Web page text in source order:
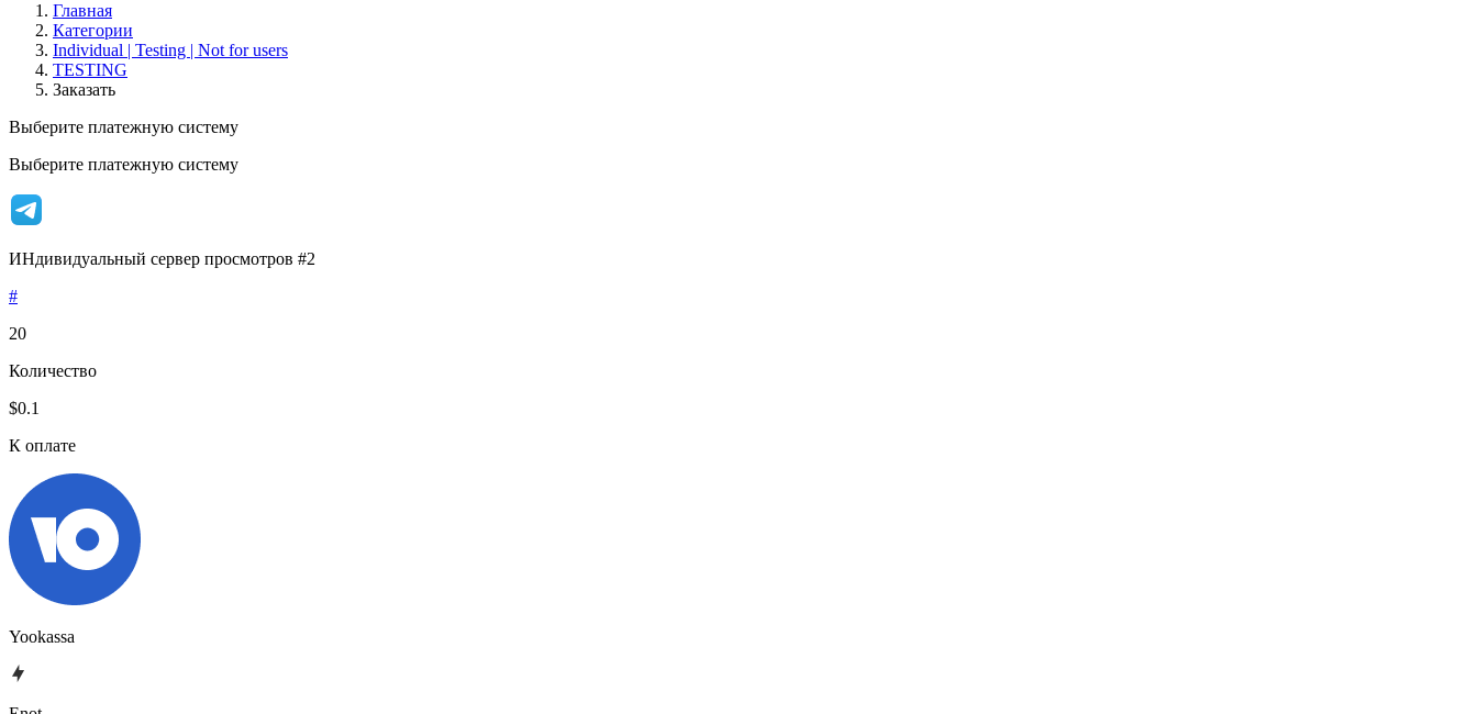
Главная
Категории
Individual | Testing | Not for users
TESTING
Заказать
Выберите платежную систему
Выберите платежную систему
ИНдивидуальный сервер просмотров #2
#
20
Количество
$0.1
К оплате
Yookassa